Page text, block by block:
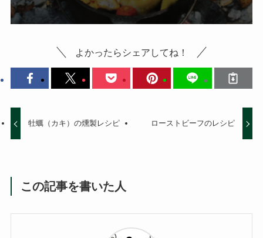
よかったらシェアしてね！
牡蠣（カキ）の燻製レシピ ローストビーフのレシピ
この記事を書いた人